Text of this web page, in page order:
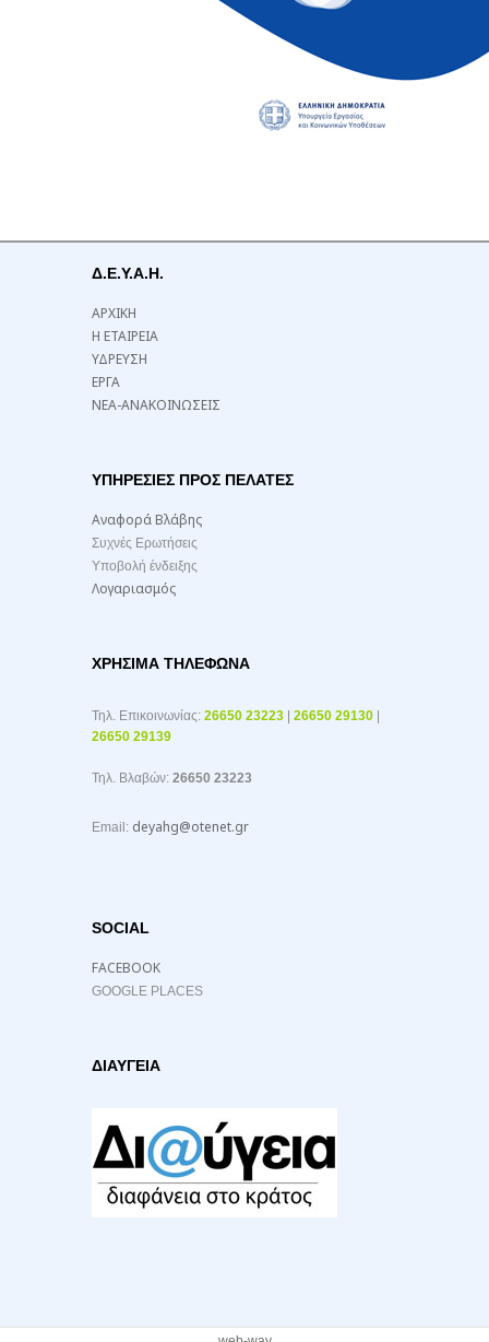
Δ.Ε.Υ.Α.Η.
ΑΡΧΙΚΗ
Η ΕΤΑΙΡΕΙΑ
ΥΔΡΕΥΣΗ
ΕΡΓΑ
ΝΕΑ-ΑΝΑΚΟΙΝΩΣΕΙΣ
ΥΠΗΡΕΣΙΕΣ ΠΡΟΣ ΠΕΛΑΤΕΣ
Αναφορά Βλάβης
Συχνές Ερωτήσεις
Υποβολή ένδειξης
Λογαριασμός
ΧΡΉΣΙΜΑ ΤΗΛΈΦΩΝΑ
Τηλ. Επικοινωνίας: 26650 23223 26650 29130
26650 29139
Τηλ. Βλαβών: 26650 23223
Email: deyahg@otenet.gr
SOCIAL
FACEBOOK
GOOGLE PLACES
ΔΙΑΥΓΕΙΑ